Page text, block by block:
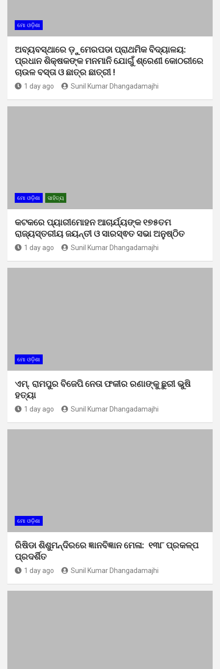
ମୋ ଓଡ଼ିଶା
ଅବ୍ୟବସ୍ଥାରେ ଡ଼ୁମେରପଡା ପ୍ରାଥମିକ ବିଦ୍ୟାଳୟ:
ପ୍ରଧାନ ଶିକ୍ଷକଙ୍କ ମନମାନି ଯୋଗୁଁ ଶ୍ରେଣୀ କୋଠରୀରେ
ଚାଉଳ ବସ୍ତା ଓ ଛାତ୍ର ଛାତ୍ରୀ !
1 day ago Sunil Kumar Dhangadamajhi
ମୋ ଓଡ଼ିଶା ସାହିତ୍ୟ
କଟକରେ ପ୍ୟାରୀମୋହନ ଆଚାର୍ଯ୍ୟଙ୍କ ୧୭୫ତମ
ରାଜ୍ୟସ୍ତରୀୟ ଜୟନ୍ତୀ ଓ ସାରସ୍ଵତ ସଭା ଅନୁଷ୍ଠିତ
1 day ago Sunil Kumar Dhangadamajhi
ମୋ ଓଡ଼ିଶା
ଏମ୍. ରାମପୁର ବିଜେପି ନେତା ଫକୀର ରଣାଙ୍କୁ ଛୁରୀ ଭୁଷି
ହତ୍ୟା
1 day ago Sunil Kumar Dhangadamajhi
ମୋ ଓଡ଼ିଶା
ରିଷିଡା ଶିଶୁମନ୍ଦିରରେ ଜ୍ଞାନବିଜ୍ଞାନ ମେଳା: ୧୩୮ ପ୍ରକଳ୍ପ
ପ୍ରଦର୍ଶିତ
1 day ago Sunil Kumar Dhangadamajhi